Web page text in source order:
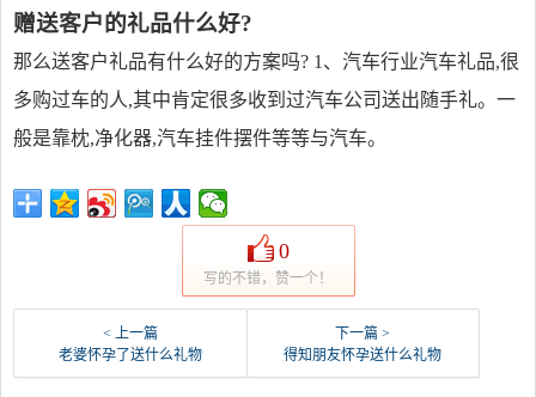
赠送客户的礼品什么好?
那么送客户礼品有什么好的方案吗? 1、汽车行业汽车礼品,很
多购过车的人,其中肯定很多收到过汽车公司送出随手礼。一
般是靠枕,净化器,汽车挂件摆件等等与汽车。
0
写的不错，赞一个！
< 上一篇
老婆怀孕了送什么礼物
下一篇 >
得知朋友怀孕送什么礼物